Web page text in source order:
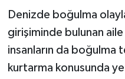
Denizde boğulma
girişiminde bulunan
insanların da boğulma
kurtarma konusunda